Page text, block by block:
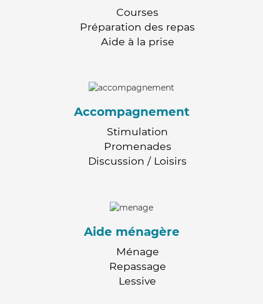
Courses
Préparation des repas
Aide à la prise
Accompagnement
Stimulation
Promenades
Discussion / Loisirs
Aide ménagère
Ménage
Repassage
Lessive